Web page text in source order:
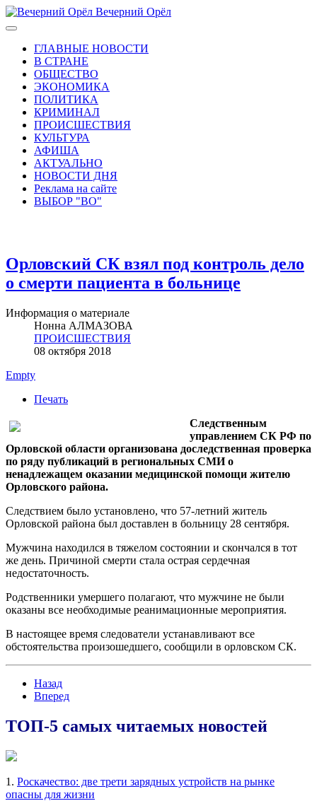
Вечерний Орёл
ГЛАВНЫЕ НОВОСТИ
В СТРАНЕ
ОБЩЕСТВО
ЭКОНОМИКА
ПОЛИТИКА
КРИМИНАЛ
ПРОИСШЕСТВИЯ
КУЛЬТУРА
АФИША
АКТУАЛЬНО
НОВОСТИ ДНЯ
Реклама на сайте
ВЫБОР "ВО"
Орловский СК взял под контроль дело
о смерти пациента в больнице
Информация о материале
Нонна АЛМАЗОВА
ПРОИСШЕСТВИЯ
08 октября 2018
Empty
Печать
Следственным
управлением СК РФ по
Орловской области организована доследственная проверка
по ряду публикаций в региональных СМИ о
ненадлежащем оказании медицинской помощи жителю
Орловского района.
Следствием было установлено, что 57-летний житель
Орловской района был доставлен в больницу 28 сентября.
Мужчина находился в тяжелом состоянии и скончался в тот
же день. Причиной смерти стала острая сердечная
недостаточность.
Родственники умершего полагают, что мужчине не были
оказаны все необходимые реанимационные мероприятия.
В настоящее время следователи устанавливают все
обстоятельства произошедшего, сообщили в орловском СК.
Назад
Вперед
ТОП-5 самых читаемых новостей
1. Роскачество: две трети зарядных устройств на рынке
опасны для жизни